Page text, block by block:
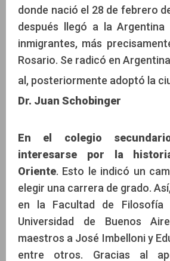
Por José Herminio
donde nació el 28 de febrero
después llegó a la
inmigrantes, más
Rosario. Se radicó en
al, posteriormente adoptó la
Dr. Juan Schobinger
En el colegio
interesarse por la
Oriente. Esto le indicó un
elegir una carrera de grado.
en la Facultad de
Universidad de Buenos
maestros a José Imbelloni y
entre otros. Gracias al